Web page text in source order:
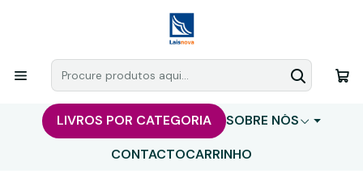
LIVROS POR CATEGORIA
SOBRE NÓS
CONTACTOCARRINHO